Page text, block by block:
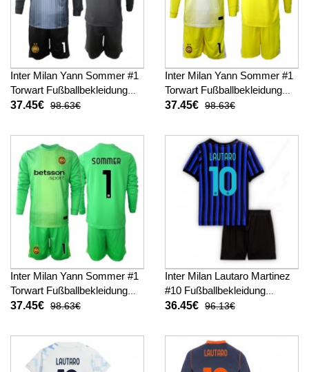
Inter Milan Yann Sommer #1
Torwart Fußballbekleidung
Heimtrikot Kinder 2025-26
37.45€ 98.63€
Inter Milan Yann Sommer #1
Torwart Fußballbekleidung
Auswärtstrikot Kinder 2025-
37.45€ 98.63€
Inter Milan Yann Sommer #1
Torwart Fußballbekleidung
3rd trikot Kinder 2025-26
37.45€ 98.63€
Inter Milan Lautaro Martinez
#10 Fußballbekleidung
Heimtrikot Kinder 2025-26
36.45€ 96.13€